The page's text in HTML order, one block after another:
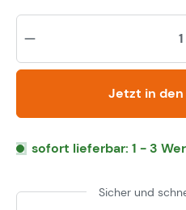
Jetzt in den
sofort lieferbar: 1 - 3
Sicher und